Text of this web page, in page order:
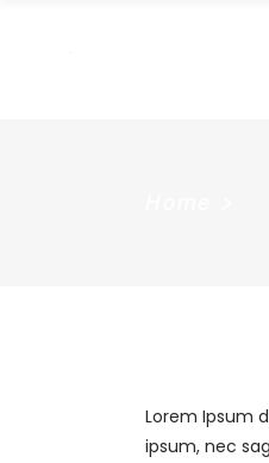
Lorem Ipsum
ipsum, nec